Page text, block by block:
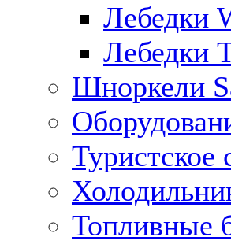
Лебедки
Лебедки
Шноркели
Туристское
Топливные